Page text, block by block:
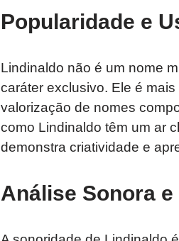
Popularidade e
Lindinaldo não é um nome
caráter exclusivo. Ele é
valorização de nomes
como Lindinaldo têm um ar
demonstra criatividade e
Análise Sonora